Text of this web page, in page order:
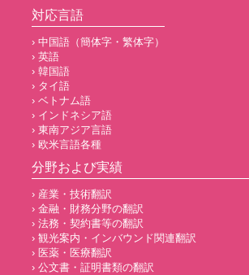
対応言語
› 中国語（簡体字・繁体字）
› 英語
› 韓国語
› タイ語
› ベトナム語
› インドネシア語
› 東南アジア言語
› 欧米言語各種
分野および実績
› 産業・技術翻訳
› 金融・財務分野の翻訳
› 法務・契約書等の翻訳
› 観光案内・インバウンド関連翻訳
› 医薬・医療翻訳
› 公文書・証明書類の翻訳